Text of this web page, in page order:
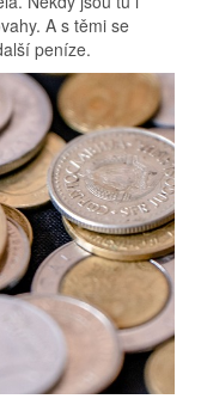
A s těmi se
peníze.